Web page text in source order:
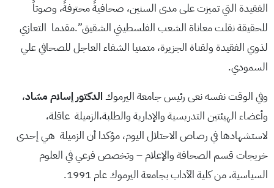
الفقيدة التي تميزت على مدى السنين، صحافيةً محترفةً، وصوتاً
للحقيقة نقلت معاناة الشعب الفلسطيني الشقيق”.مقدما التعازي
لذوي الفقيدة ولقناة الجزيرة، متمنيا الشفاء العاجل للصحافي علي
السمودي.
وفي الوقت نفسه نعى رئيس جامعة اليرموك الدكتور إسلاممسّاد،
وأعضاء الهيئتين التدريسية والإدارية والطلبة،الزميلة عاقلة،
لاستشهادها في رصاص الاحتلال اليوم، مؤكدا أن الزميلة هي إحدى
خريجات قسم الصحافة والإعلام – وتخصص فرعي في العلوم
السياسية، من كلية الآداب بجامعة اليرموك عام 1991.